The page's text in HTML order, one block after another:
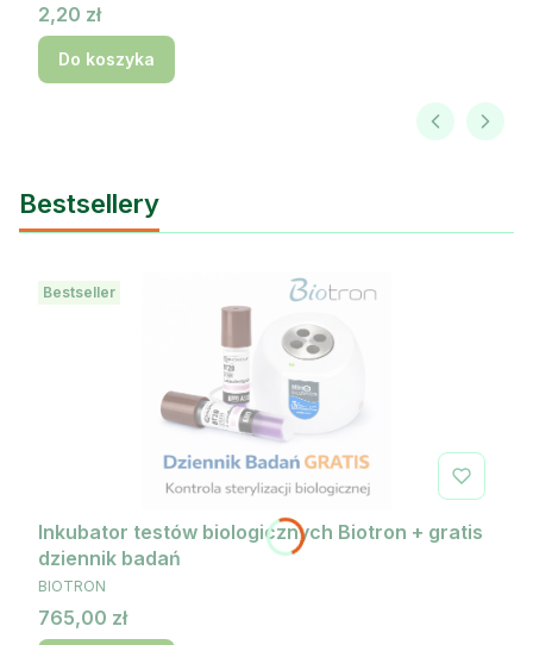
Cena
2,20 zł
Do koszyka
Bestsellery
Bestseller
Inkubator testów biologicznych Biotron + gratis
dziennik badań
PRODUCENT
BIOTRON
Cena
765,00 zł